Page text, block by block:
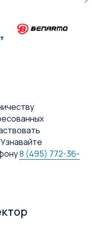
8 (495) 772-36-